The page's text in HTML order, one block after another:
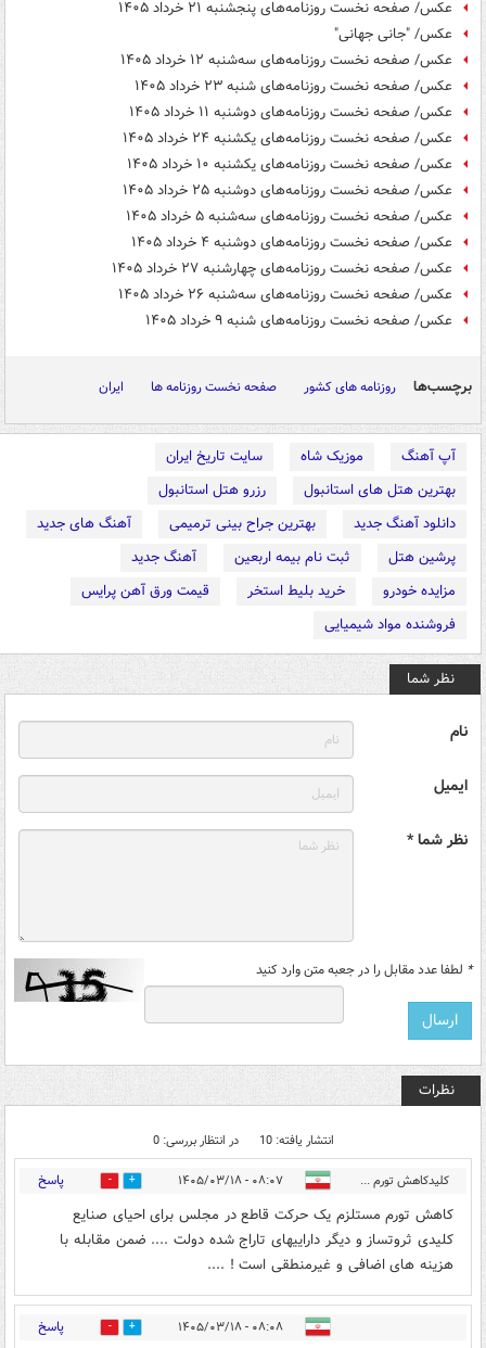
عکس/ صفحه نخست روزنامه‌های پنجشنبه ۲۱ خرداد ۱۴۰۵
عکس/ "جانی جهانی"
عکس/ صفحه نخست روزنامه‌های سه‌شنبه ۱۲ خرداد ۱۴۰۵
عکس/ صفحه نخست روزنامه‌های ‌شنبه ۲۳ خرداد ۱۴۰۵
عکس/ صفحه نخست روزنامه‌های دوشنبه ۱۱ خرداد ۱۴۰۵
عکس/ صفحه نخست روزنامه‌های یکشنبه ۲۴ خرداد ۱۴۰۵
عکس/ صفحه نخست روزنامه‌های یکشنبه ۱۰ خرداد ۱۴۰۵
عکس/ صفحه نخست روزنامه‌های دوشنبه ۲۵ خرداد ۱۴۰۵
عکس/ صفحه نخست روزنامه‌های سه‌شنبه ۵ خرداد ۱۴۰۵
عکس/ صفحه نخست روزنامه‌های دوشنبه ۴ خرداد ۱۴۰۵
عکس/ صفحه نخست روزنامه‌های چهارشنبه ۲۷ خرداد ۱۴۰۵
عکس/ صفحه نخست روزنامه‌های سه‌شنبه ۲۶ خرداد ۱۴۰۵
عکس/ صفحه نخست روزنامه‌های ‌شنبه ۹ خرداد ۱۴۰۵
برچسب‌ها روزنامه های کشور صفحه نخست روزنامه ها ایران
آپ آهنگ موزیک شاه
سایت تاریخ ایران
بهترین هتل های استانبول
رزرو هتل استانبول
دانلود آهنگ جدید
بهترین جراح بینی ترمیمی
آهنگ های جدید
پرشین هتل
ثبت نام بیمه اربعین
آهنگ جدید
مزایده خودرو
خرید بلیط استخر
قیمت ورق آهن پرایس
فروشنده مواد شیمیایی
نظر شما
نام
ایمیل
نظر شما *
* لطفا عدد مقابل را در جعبه متن وارد کنید
نظرات
انتشار یافته: 10 در انتظار بررسی: 0
کلیدکاهش تورم ... ۰۸:۰۷ - ۱۴۰۵/۰۳/۱۸ 1 پاسخ
کاهش تورم مستلزم یک حرکت قاطع در مجلس برای احیای صنایع
کلیدی ثروتساز و دیگر داراییهای تاراج شده دولت .... ضمن مقابله با
هزینه های اضافی و غیرمنطقی است ! ....
۰۸:۰۸ - ۱۴۰۵/۰۳/۱۸ 1 پاسخ